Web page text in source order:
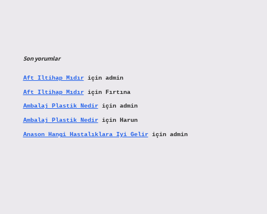
Son yorumlar
Aft Iltihap Mıdıriçin admin
Aft Iltihap Mıdıriçin Fırtına
Ambalaj Plastik Nediriçin admin
Ambalaj Plastik Nediriçin Harun
Anason Hangi Hastalıklara Iyi Geliriçin admin